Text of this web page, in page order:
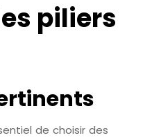
piliers
de choisir des